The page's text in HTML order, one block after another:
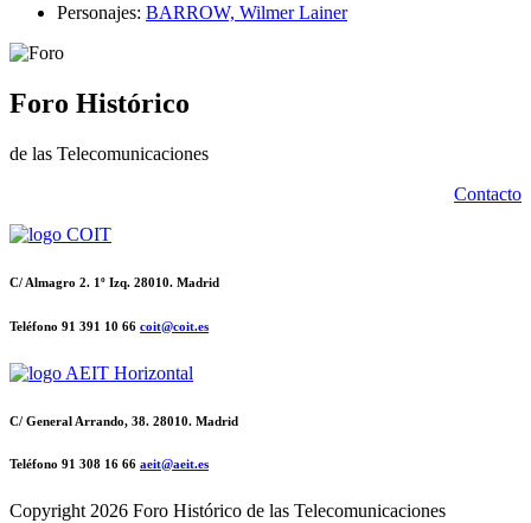
Personajes: BARROW, Wilmer Lainer
Foro Histórico
de las Telecomunicaciones
Contacto
C/ Almagro 2. 1º Izq. 28010. Madrid
Teléfono 91 391 10 66 coit@coit.es
C/ General Arrando, 38. 28010. Madrid
Teléfono 91 308 16 66 aeit@aeit.es
Copyright2026 Foro Histórico de las Telecomunicaciones